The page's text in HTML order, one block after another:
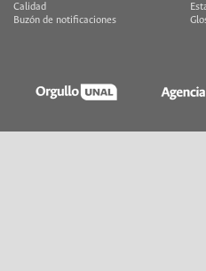
Calidad
Buzón de notificaciones